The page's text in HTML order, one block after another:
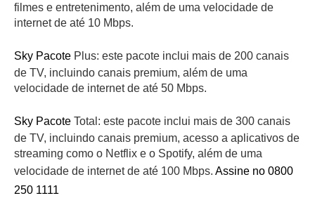
filmes e entretenimento, além de uma velocidade de
internet de até 10 Mbps.
Sky Pacote Plus: este pacote inclui mais de 200 canais
de TV, incluindo canais premium, além de uma
velocidade de internet de até 50 Mbps.
Sky Pacote Total: este pacote inclui mais de 300 canais
de TV, incluindo canais premium, acesso a aplicativos de
streaming como o Netflix e o Spotify, além de uma
velocidade de internet de até 100 Mbps. Assine no 0800
250 1111